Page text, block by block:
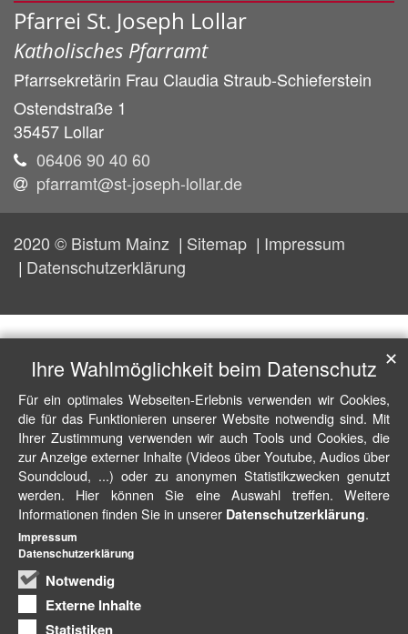
Pfarrei St. Joseph Lollar
Katholisches Pfarramt
Pfarrsekretärin Frau Claudia Straub-Schieferstein
Ostendstraße 1
35457 Lollar
06406 90 40 60
pfarramt@st-joseph-lollar.de
2020 © Bistum Mainz Sitemap
Impressum
Datenschutzerklärung
Ihre Wahlmöglichkeit beim Datenschutz
Für ein optimales Webseiten-Erlebnis verwenden wir Cookies,
die für das Funktionieren unserer Website notwendig sind. Mit
Ihrer Zustimmung verwenden wir auch Tools und Cookies, die
zur Anzeige externer Inhalte (Videos über Youtube, Audios über
Soundcloud, ...) oder zu anonymen Statistikzwecken genutzt
werden. Hier können Sie eine Auswahl treffen. Weitere
Informationen finden Sie in unserer Datenschutzerklärung.
Notwendig
Externe Inhalte
Statistiken
✕
Impressum
Datenschutzerklärung